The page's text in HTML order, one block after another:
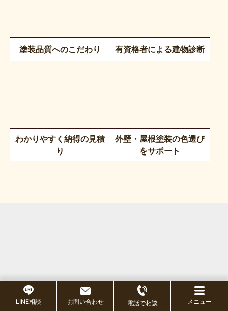
塗装品質へのこだわり 有資格者による建物診断
わかりやすく納得の見積
り
外壁・屋根塗装の色選び
をサポート
LINE相談 お問い合わせ 電話で相談 メニュー